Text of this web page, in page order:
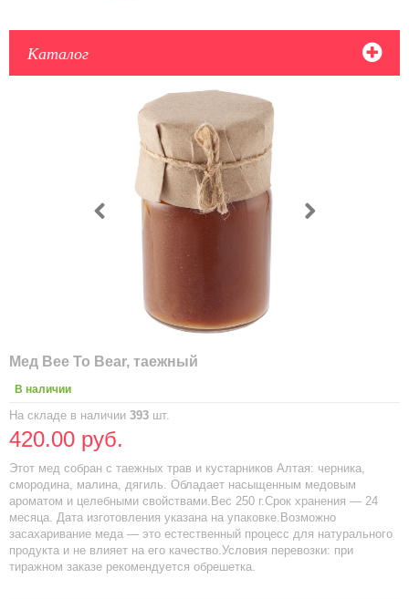
Каталог
Мед Bee To Bear, таежный
В наличии
На складе в наличии 393 шт.
420.00 руб.
Этот мед собран с таежных трав и кустарников Алтая: черника,
смородина, малина, дягиль. Обладает насыщенным медовым
ароматом и целебными свойствами.Вес 250 г.Срок хранения — 24
месяца. Дата изготовления указана на упаковке.Возможно
засахаривание меда — это естественный процесс для натурального
продукта и не влияет на его качество.Условия перевозки: при
тиражном заказе рекомендуется обрешетка.